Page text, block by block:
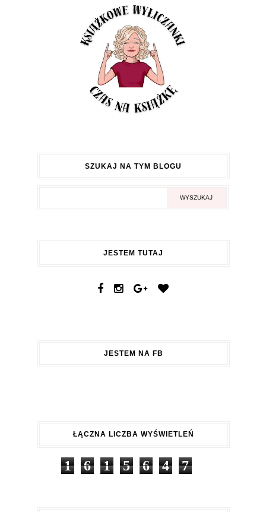
SZUKAJ NA TYM BLOGU
JESTEM TUTAJ
JESTEM NA FB
ŁĄCZNA LICZBA WYŚWIETLEŃ
1 6 1 5 6 4 7